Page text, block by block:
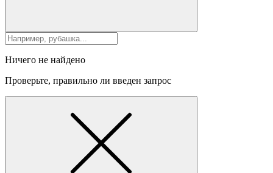
Ничего не найдено
Проверьте, правильно ли введен запрос